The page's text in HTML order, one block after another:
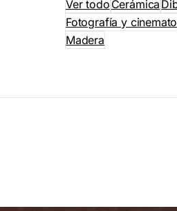
Ver todo Cerámica
Fotografía y
Madera